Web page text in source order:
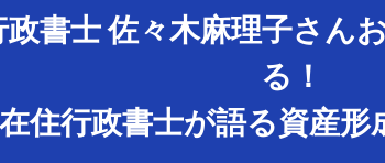
政書士 佐々木麻理子さん
る！
住行政書士が語る資産形